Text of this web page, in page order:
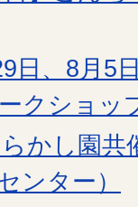
日、8月5
クショッ
らかし園
ンター）